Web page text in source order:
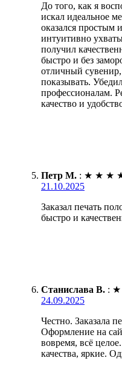
До того, как я
искал идеальное
оказался простым
интуитивно
получил
быстро и без
отличный
показывать.
профессионалам.
качество и
Петр М. : ★ ★ ★
21.10.2025
Заказал печать
быстро и
Станислава В. : ★
24.09.2025
Честно. Заказала
Оформление на
вовремя, всё
качества, яркие.